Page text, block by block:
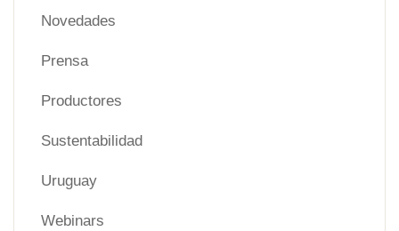
Novedades
Prensa
Productores
Sustentabilidad
Uruguay
Webinars